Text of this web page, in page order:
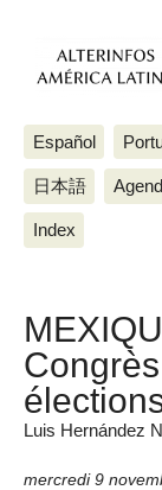
Español
日本語
Index
Luis Hernández
mercredi 9